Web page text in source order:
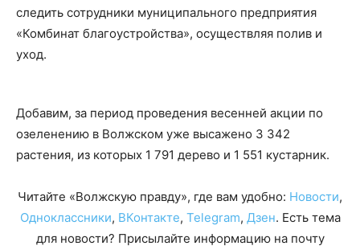
следить сотрудники муниципального предприятия
«Комбинат благоустройства», осуществляя полив и
уход.
Добавим, за период проведения весенней акции по
озеленению в Волжском уже высажено 3 342
растения, из которых 1 791 дерево и 1 551 кустарник.
Читайте «Волжскую правду», где вам удобно: Новости,
Одноклассники, ВКонтакте, Telegram, Дзен. Есть тема
для новости? Присылайте информацию на почту